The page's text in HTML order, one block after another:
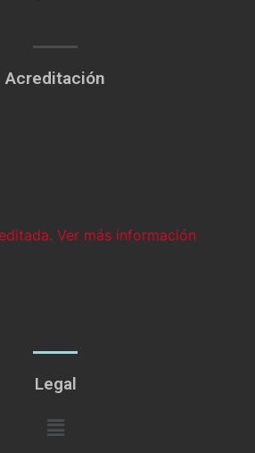
Acreditación
Legal
Menú